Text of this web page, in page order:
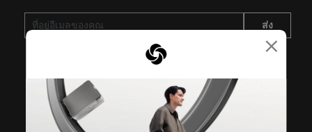
×
ส่ง
VISIT OUR OTHER BRANDS